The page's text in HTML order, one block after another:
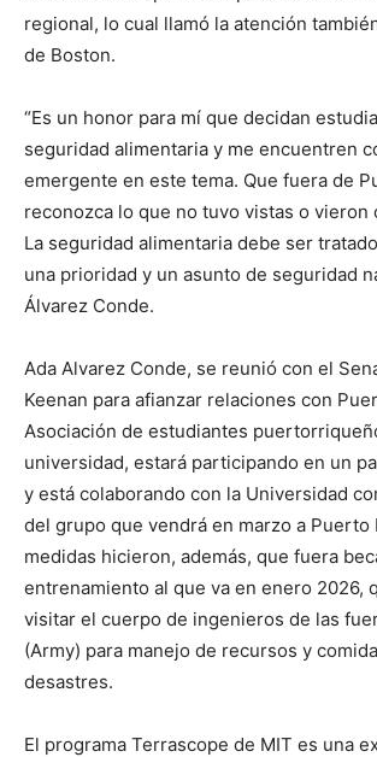
regional, lo cual llamó la atención
de Boston.
“Es un honor para mí que decidan
seguridad alimentaria y me encuentren
emergente en este tema. Que fuera de
reconozca lo que no tuvo vistas o vieron
La seguridad alimentaria debe ser
una prioridad y un asunto de seguridad
Álvarez Conde.
Ada Alvarez Conde, se reunió con el
Keenan para afianzar relaciones con
Asociación de estudiantes
universidad, estará participando en un
y está colaborando con la Universidad
del grupo que vendrá en marzo a Puerto
medidas hicieron, además, que fuera
entrenamiento al que va en enero 2026,
visitar el cuerpo de ingenieros de las
(Army) para manejo de recursos y
desastres.
El programa Terrascope de MIT es una